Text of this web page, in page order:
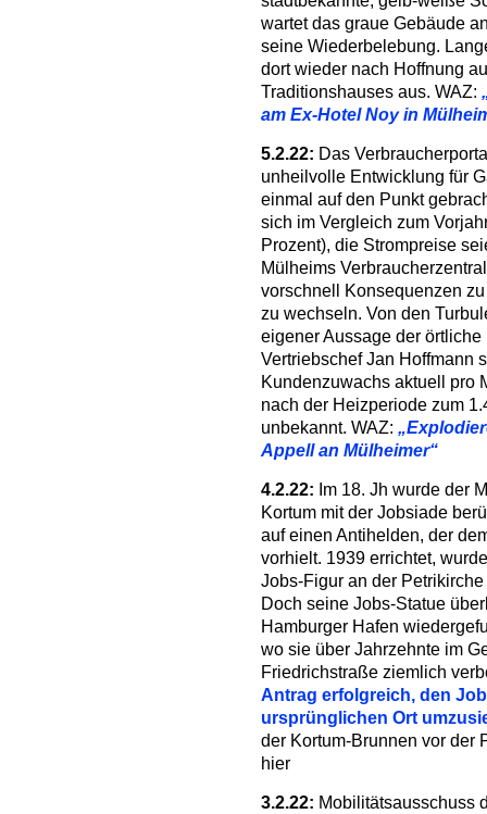
wartet das graue Gebäude
seine Wiederbelebung.
dort wieder nach Hoffnung
Traditionshauses aus. WAZ:
am Ex-Hotel Noy in
5.2.22: Das
unheilvolle Entwicklung für
einmal auf den Punkt
sich im Vergleich zum
Prozent), die Strompreise
Mülheims
vorschnell Konsequenzen
zu wechseln. Von den
eigener Aussage der
Vertriebschef Jan Hoffmann
Kundenzuwachs aktuell pro
nach der Heizperiode zum
unbekannt. WAZ:
Appell an Mülheimer“
4.2.22: Im 18. Jh wurde der
Kortum mit der Jobsiade
auf einen Antihelden, der
vorhielt. 1939 errichtet,
Jobs-Figur an der
Doch seine Jobs-Statue
Hamburger Hafen
wo sie über Jahrzehnte im
Friedrichstraße ziemlich
Antrag erfolgreich, den
ursprünglichen Ort
der Kortum-Brunnen vor der
hier
3.2.22: Mobilitätsausschuss